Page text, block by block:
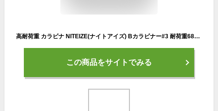
高耐荷重 カラビナ NITEIZE(ナイトアイズ) Bカラビナー#3 耐荷重68kg ステンレススチール アウトドア ペット 係留 ロープ 固定
この商品をサイトでみる